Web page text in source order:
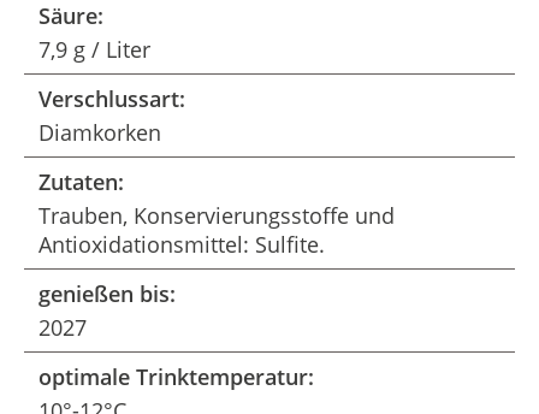
Säure:
7,9 g / Liter
Verschlussart:
Diamkorken
Zutaten:
Trauben, Konservierungsstoffe und
Antioxidationsmittel: Sulfite.
genießen bis:
2027
optimale Trinktemperatur: